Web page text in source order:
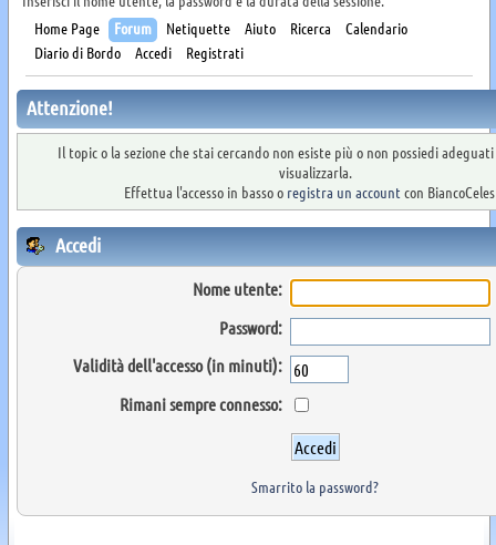
Home Page
Forum Netiquette Aiuto Ricerca
Calendario
Diario di Bordo
Accedi Registrati
Attenzione!
Il topic o la sezione che stai cercando non esiste più o non possiedi
visualizzarla.
Effettua l'accesso in basso o registra un account con
Accedi
Nome utente:
Password:
Validità dell'accesso (in minuti):
Rimani sempre connesso:
Smarrito la password?